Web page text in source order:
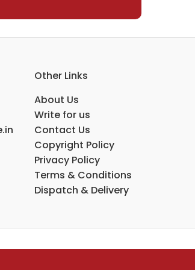
Other Links
About Us
Write for us
Contact Us
Copyright Policy
Privacy Policy
Terms & Conditions
Dispatch & Delivery